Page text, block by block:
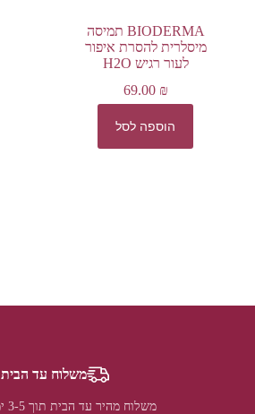
BIODERMA תמיסה
מיסלרית להסרת איפור
לעור רגיש H2O
69.00 ₪
הוספה לסל
משלוח עד הבית
משלוח מהיר עד הבית תוך 3-5 ימי עסקים